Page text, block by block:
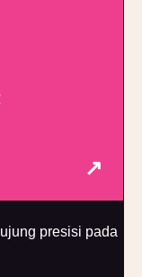
↗